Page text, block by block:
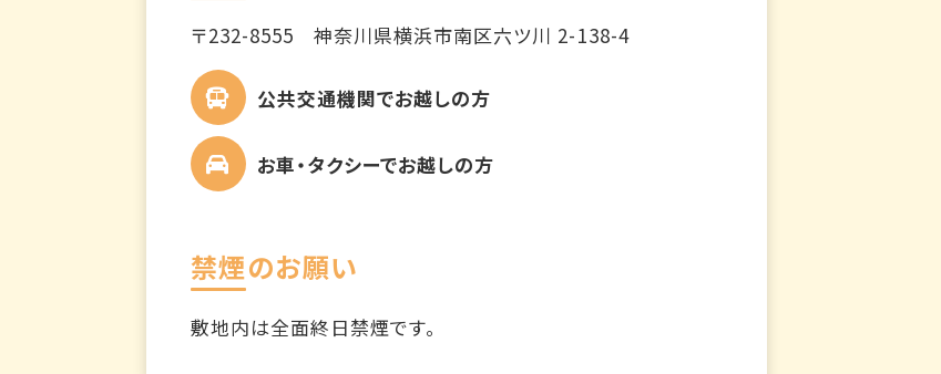
〒232-8555神奈川県横浜市南区六ツ川 2-138-4
公共交通機関でお越しの方
お車・タクシーでお越しの方
禁煙のお願い
敷地内は全面終日禁煙です。